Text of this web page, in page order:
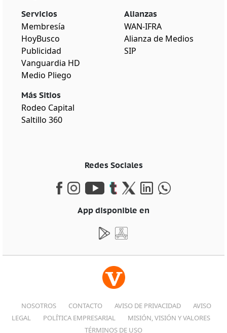
Servicios
Membresía
HoyBusco
Publicidad
Vanguardia HD
Medio Pliego
Más Sitios
Rodeo Capital
Saltillo 360
Alianzas
WAN-IFRA
Alianza de Medios
SIP
Redes Sociales
App disponible en
NOSOTROS CONTACTO AVISO DE PRIVACIDAD
AVISO
LEGAL
POLÍTICA EMPRESARIAL
MISIÓN, VISIÓN Y VALORES
TÉRMINOS DE USO